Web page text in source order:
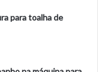
para toalha de